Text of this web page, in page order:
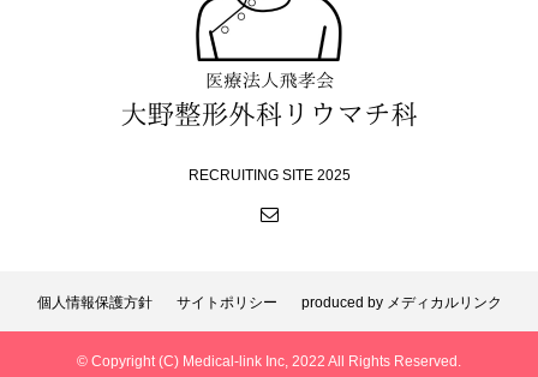
RECRUITING SITE 2025
個人情報保護方針 サイトポリシー produced by メディカルリンク
© Copyright (C) Medical-link Inc, 2022 All Rights Reserved.